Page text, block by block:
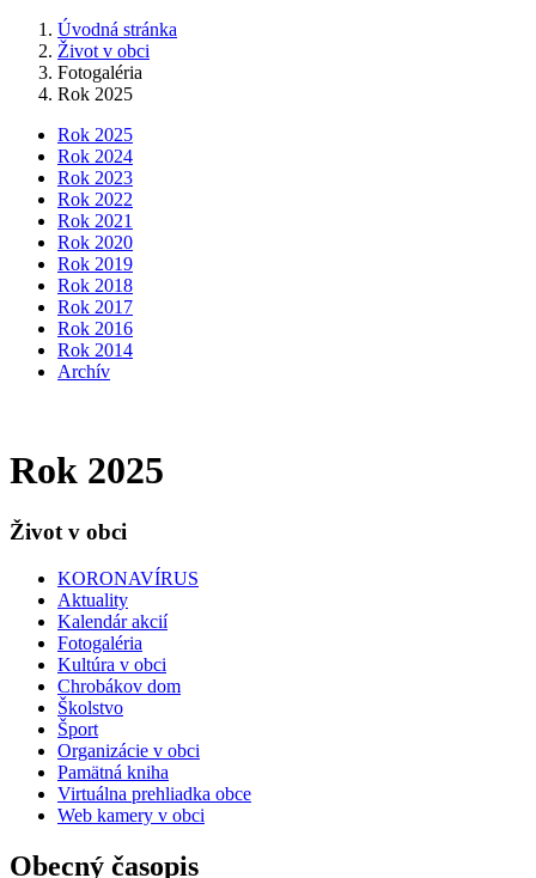
Úvodná stránka
Život v obci
Fotogaléria
Rok 2025
Rok 2025
Rok 2024
Rok 2023
Rok 2022
Rok 2021
Rok 2020
Rok 2019
Rok 2018
Rok 2017
Rok 2016
Rok 2014
Archív
Rok 2025
Život v obci
KORONAVÍRUS
Aktuality
Kalendár akcií
Fotogaléria
Kultúra v obci
Chrobákov dom
Školstvo
Šport
Organizácie v obci
Pamätná kniha
Virtuálna prehliadka obce
Web kamery v obci
Obecný časopis